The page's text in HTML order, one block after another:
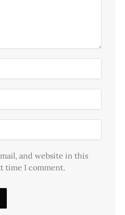
and website in this
time I comment.